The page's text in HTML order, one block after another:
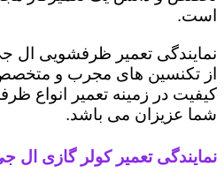
است.
نمایندگی تعمیر ظرفشویی ال
از تکنسین های مجرب و متخصص،
کیفیت در زمینه تعمیر انواع
شما عزیزان می باشد.
نمایندگی تعمیر کولر گازی ال